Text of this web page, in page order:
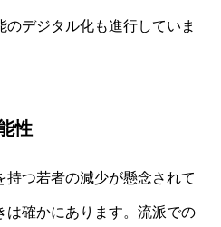
デジタル化も進行していま
性
持つ若者の減少が懸念されて
は確かにあります。流派での